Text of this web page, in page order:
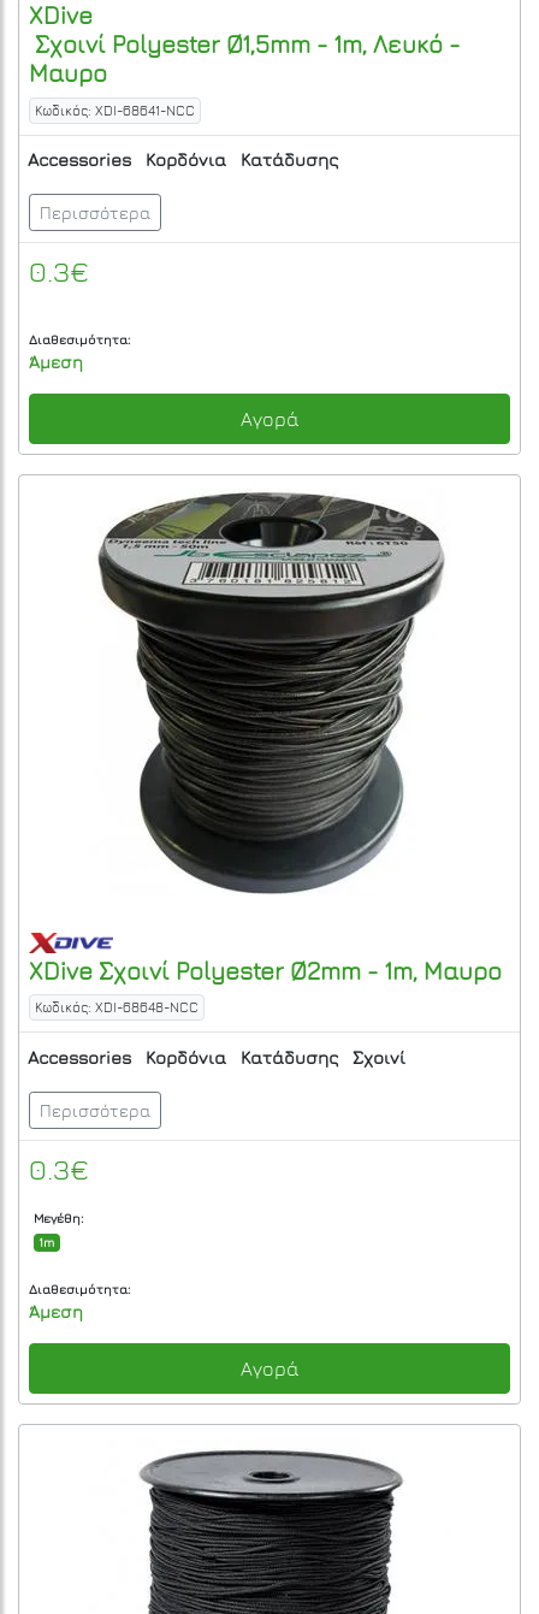
XDive
Σχοινί Polyester Ø1,5mm - 1m, Λευκό -
Μαυρο
Κωδικός: XDI-68641-NCC
Accessories Κορδόνια Κατάδυσης
Περισσότερα
0.3€
Διαθεσιμότητα:
Άμεση
Αγορά
XDive Σχοινί Polyester Ø2mm - 1m, Μαυρο
Κωδικός: XDI-68648-NCC
Accessories Κορδόνια Κατάδυσης Σχοινί
Περισσότερα
0.3€
Μεγέθη:
1m
Διαθεσιμότητα:
Άμεση
Αγορά